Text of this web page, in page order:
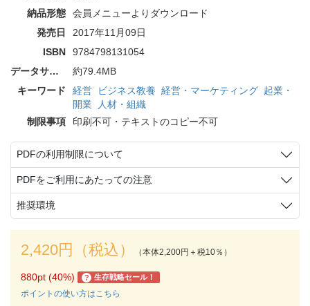
納品形態
会員メニューよりダウンロード
発売日
2017年11月09日
ISBN
9784798131054
データサイズ
約79.4MB
キーワード
経営 ビジネス教養 経営・マーケティング 起業・
開業
人材・組織
制限事項
印刷不可・テキストのコピー不可
PDFの利用制限について
PDFをご利用にあたっての注意
推奨環境
2,420円（税込） （本体2,200円＋税10％）
880pt (40%) ? 生存戦略セール！
ポイントの使い方はこちら